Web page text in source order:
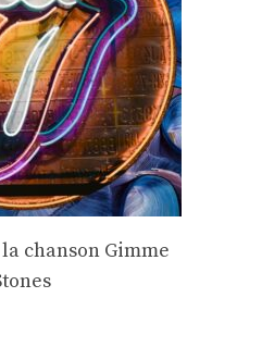
chanson Gimme